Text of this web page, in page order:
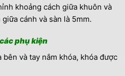
khoảng cách giữa khuôn và
cánh và sàn là 5mm.
phụ kiện
bên và tay nắm khóa, khóa được